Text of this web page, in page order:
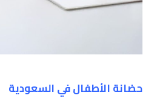
حضانة الأطفال في السعودية